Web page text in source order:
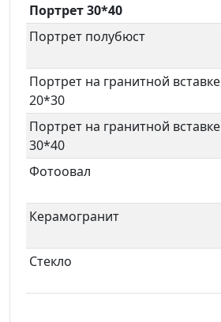
Портрет 30*40
Портрет полубюст
Портрет на гранитной вставке
20*30
Портрет на гранитной вставке
30*40
Фотоовал
Керамогранит
Стекло